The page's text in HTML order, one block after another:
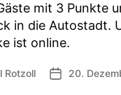
mit 3 Punkte
in die Autostadt.
ist online.
Rotzoll 20.